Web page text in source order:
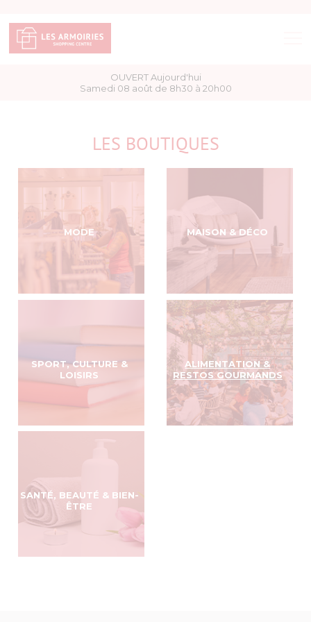
PLAN DU CENTRE
OUVERT Aujourd'hui
Samedi 08 août de 8h30 à 20h00
LES BOUTIQUES
MODE MAISON & DÉCO
SPORT, CULTURE &
LOISIRS
ALIMENTATION &
RESTOS GOURMANDS
SANTÉ, BEAUTÉ & BIEN-
ÊTRE